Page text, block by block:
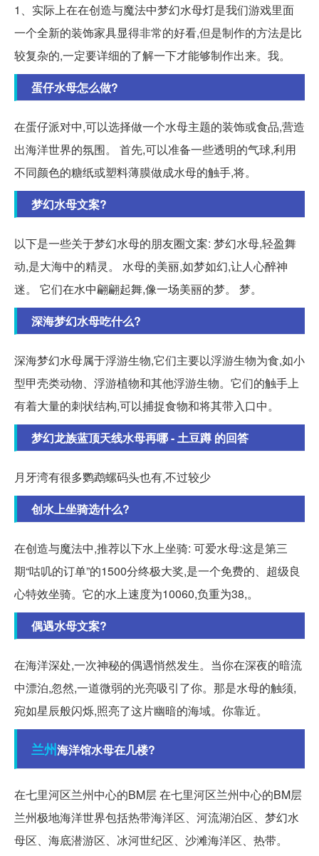
1、实际上在在创造与魔法中梦幻水母灯是我们游戏里面
一个全新的装饰家具显得非常的好看,但是制作的方法是比
较复杂的,一定要详细的了解一下才能够制作出来。我。
蛋仔水母怎么做?
在蛋仔派对中,可以选择做一个水母主题的装饰或食品,营造
出海洋世界的氛围。 首先,可以准备一些透明的气球,利用
不同颜色的糖纸或塑料薄膜做成水母的触手,将。
梦幻水母文案?
以下是一些关于梦幻水母的朋友圈文案: 梦幻水母,轻盈舞
动,是大海中的精灵。 水母的美丽,如梦如幻,让人心醉神
迷。 它们在水中翩翩起舞,像一场美丽的梦。 梦。
深海梦幻水母吃什么?
深海梦幻水母属于浮游生物,它们主要以浮游生物为食,如小
型甲壳类动物、浮游植物和其他浮游生物。它们的触手上
有着大量的刺状结构,可以捕捉食物和将其带入口中。
梦幻龙族蓝顶天线水母再哪 - 土豆蹲 的回答
月牙湾有很多鹦鹉螺码头也有,不过较少
创水上坐骑选什么?
在创造与魔法中,推荐以下水上坐骑: 可爱水母:这是第三
期“咕叽的订单”的1500分终极大奖,是一个免费的、超级良
心特效坐骑。它的水上速度为10060,负重为38,。
偶遇水母文案?
在海洋深处,一次神秘的偶遇悄然发生。当你在深夜的暗流
中漂泊,忽然,一道微弱的光亮吸引了你。那是水母的触须,
宛如星辰般闪烁,照亮了这片幽暗的海域。你靠近。
兰州海洋馆水母在几楼?
在七里河区兰州中心的BM层 在七里河区兰州中心的BM层
兰州极地海洋世界包括热带海洋区、河流湖泊区、梦幻水
母区、海底潜游区、冰河世纪区、沙滩海洋区、热带。